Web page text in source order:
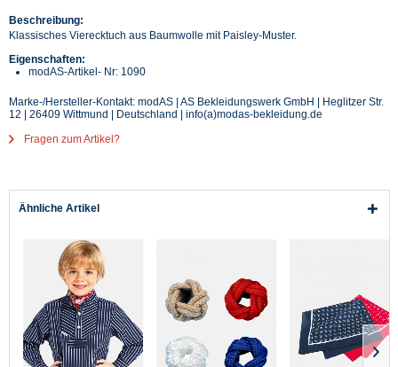
Beschreibung:
Klassisches Vierecktuch aus Baumwolle mit Paisley-Muster.
Eigenschaften:
modAS-Artikel- Nr: 1090
Marke-/Hersteller-Kontakt: modAS | AS Bekleidungswerk GmbH | Heglitzer Str.
12 | 26409 Wittmund | Deutschland | info(a)modas-bekleidung.de
Fragen zum Artikel?
Ähnliche Artikel